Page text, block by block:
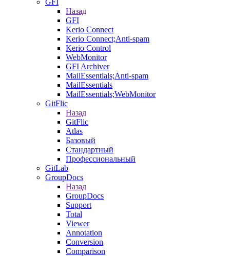
GFI
Назад
GFI
Kerio Connect
Kerio Connect;Anti-spam
Kerio Control
WebMonitor
GFI Archiver
MailEssentials;Anti-spam
MailEssentials
MailEssentials;WebMonitor
GitFlic
Назад
GitFlic
Atlas
Базовый
Стандартный
Профессиональный
GitLab
GroupDocs
Назад
GroupDocs
Support
Total
Viewer
Annotation
Conversion
Comparison